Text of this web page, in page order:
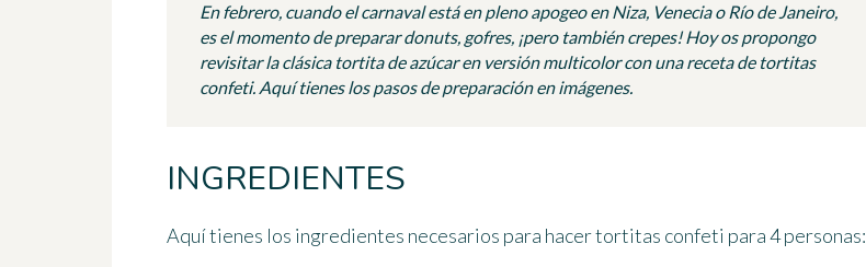
En febrero, cuando el carnaval está en pleno apogeo en Niza, Venecia o Río de Janeiro,
es el momento de preparar donuts, gofres, ¡pero también crepes! Hoy os propongo
revisitar la clásica tortita de azúcar en versión multicolor con una receta de tortitas
confeti. Aquí tienes los pasos de preparación en imágenes.
INGREDIENTES
Aquí tienes los ingredientes necesarios para hacer tortitas confeti para 4 personas: